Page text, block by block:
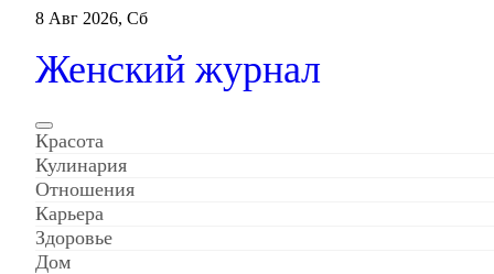
Перейти
содержанию
8 Авг 2026, Сб
Женский журнал
Красота
Кулинария
Отношения
Карьера
Здоровье
Дом